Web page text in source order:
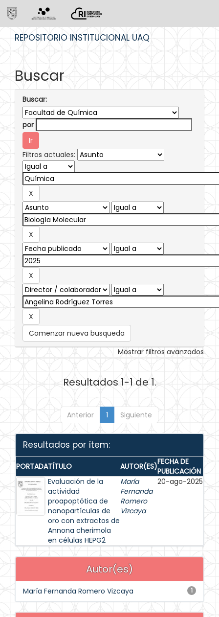
REPOSITORIO INSTITUCIONAL UAQ
Buscar
Buscar:
por
Filtros actuales:
Comenzar nueva busqueda
Mostrar filtros avanzados
Resultados 1-1 de 1.
Anterior 1 Siguiente
Resultados por ítem:
PORTADATÍTULO AUTOR(ES)FECHA DE
PUBLICACIÓN
Evaluación de la
actividad
proapoptótica de
nanopartículas de
oro con extractos de
Annona cherimola
en células HEPG2
María
Fernanda
Romero
Vizcaya
20-ago-2025
Autor(es)
1
María Fernanda Romero Vizcaya